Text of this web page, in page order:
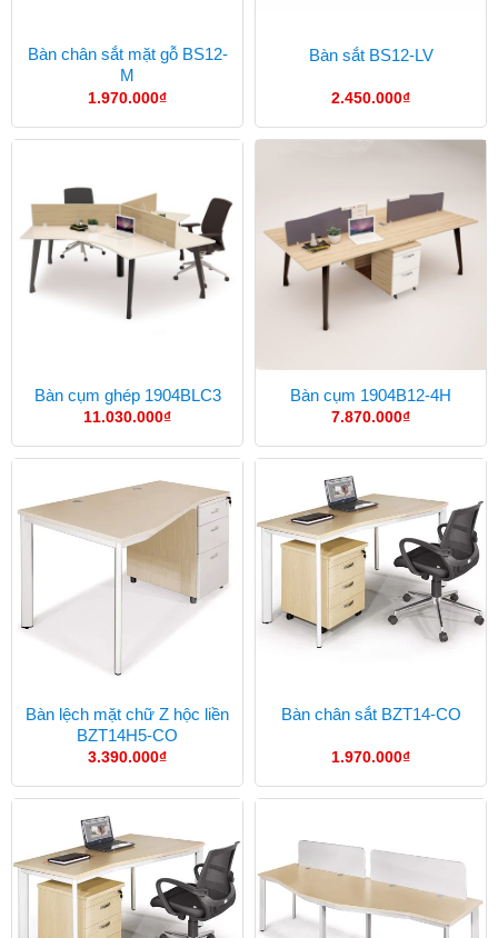
Bàn chân sắt mặt gỗ BS12-
M
1.970.000₫
Bàn sắt BS12-LV
2.450.000₫
Bàn cụm ghép 1904BLC3
11.030.000₫
Bàn cụm 1904B12-4H
7.870.000₫
Bàn lệch mặt chữ Z hộc liền
BZT14H5-CO
3.390.000₫
Bàn chân sắt BZT14-CO
1.970.000₫